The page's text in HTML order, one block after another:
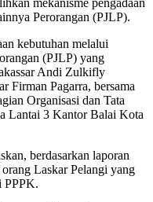
Perorangan (PJLP).
kebutuhan melalui
(PJLP) yang
Andi Zulkifly
Firman Pagarra, bersama
Organisasi dan Tata
Lantai 3 Kantor Balai Kota
berdasarkan laporan
Laskar Pelangi yang
PPPK.